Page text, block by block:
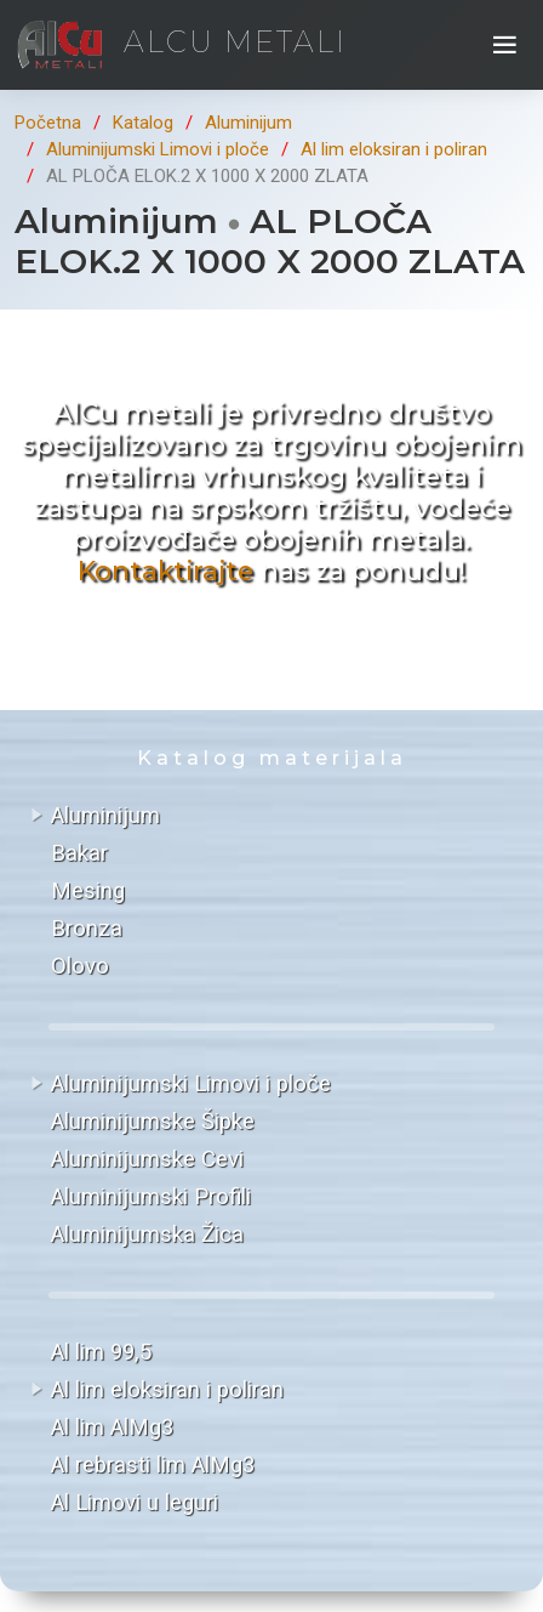
ALCU METALI
Početna Katalog
Aluminijum
Aluminijumski Limovi i ploče
Al lim eloksiran i poliran
AL PLOČA ELOK.2 X 1000 X 2000 ZLATA
Aluminijum
AL PLOČA
ELOK.2 X 1000 X 2000 ZLATA
AlCu metali je privredno društvo
specijalizovano za trgovinu obojenim
metalima vrhunskog kvaliteta i
zastupa na srpskom tržištu, vodeće
proizvođače obojenih metala.
Kontaktirajtenas za ponudu!
Katalog materijala
Aluminijum
Bakar
Mesing
Bronza
Olovo
Aluminijumski Limovi i ploče
Aluminijumske Šipke
Aluminijumske Cevi
Aluminijumski Profili
Aluminijumska Žica
Al lim 99,5
Al lim eloksiran i poliran
Al lim AlMg3
Al rebrasti lim AlMg3
Al Limovi u leguri